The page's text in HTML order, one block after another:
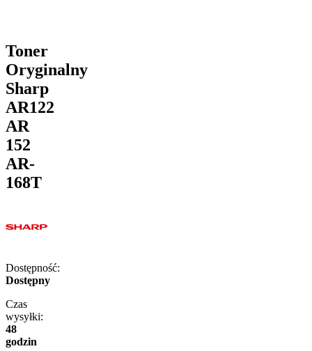
Toner
Oryginalny
Sharp
AR122
AR
152
AR-
168T
Dostępność:
Dostępny
Czas
wysyłki:
48
godzin